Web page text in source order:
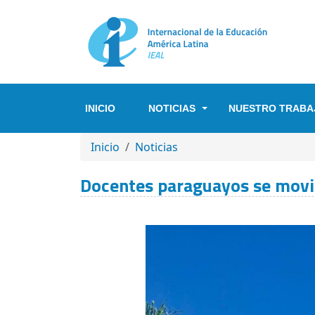
INICIO NOTICIAS NUESTRO
SOBRESCRIBIR ENLACES DE
Inicio Noticias
Docentes paraguayos se